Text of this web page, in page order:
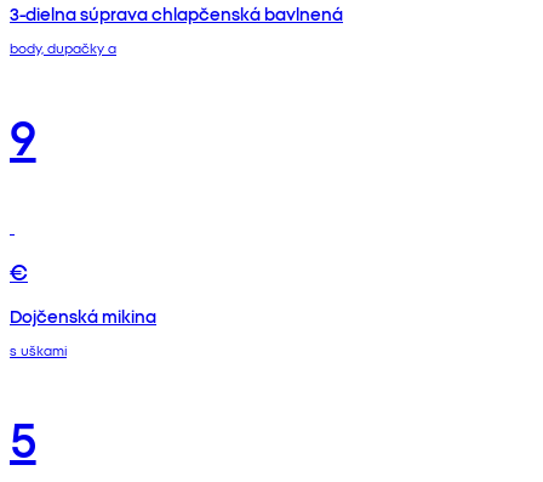
3-dielna súprava chlapčenská bavlnená
body, dupačky a
9
€
Dojčenská mikina
s uškami
5